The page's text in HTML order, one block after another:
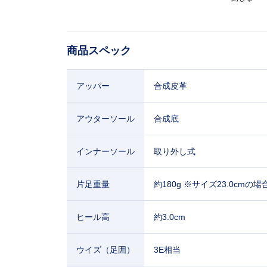
商品スペック
アッパー 合成皮革
アウターソール 合成底
インナーソール 取り外し式
片足重量 約180g ※サイズ23.0cmの場
ヒール高 約3.0cm
ウイズ（足囲） 3E相当